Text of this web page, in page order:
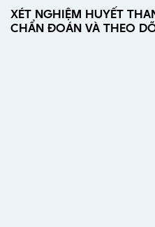
XÉT NGHIỆM HUYẾT
CHẨN ĐOÁN VÀ THEO